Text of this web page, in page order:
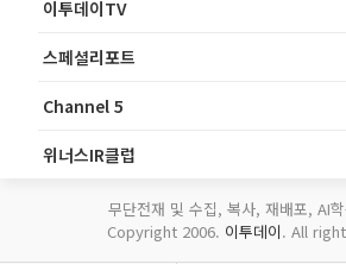
이투데이TV
스페셜리포트
Channel 5
위너스IR클럽
무단전재 및 수집, 복사, 재배포, AI
Copyright 2006. 이투데이. All